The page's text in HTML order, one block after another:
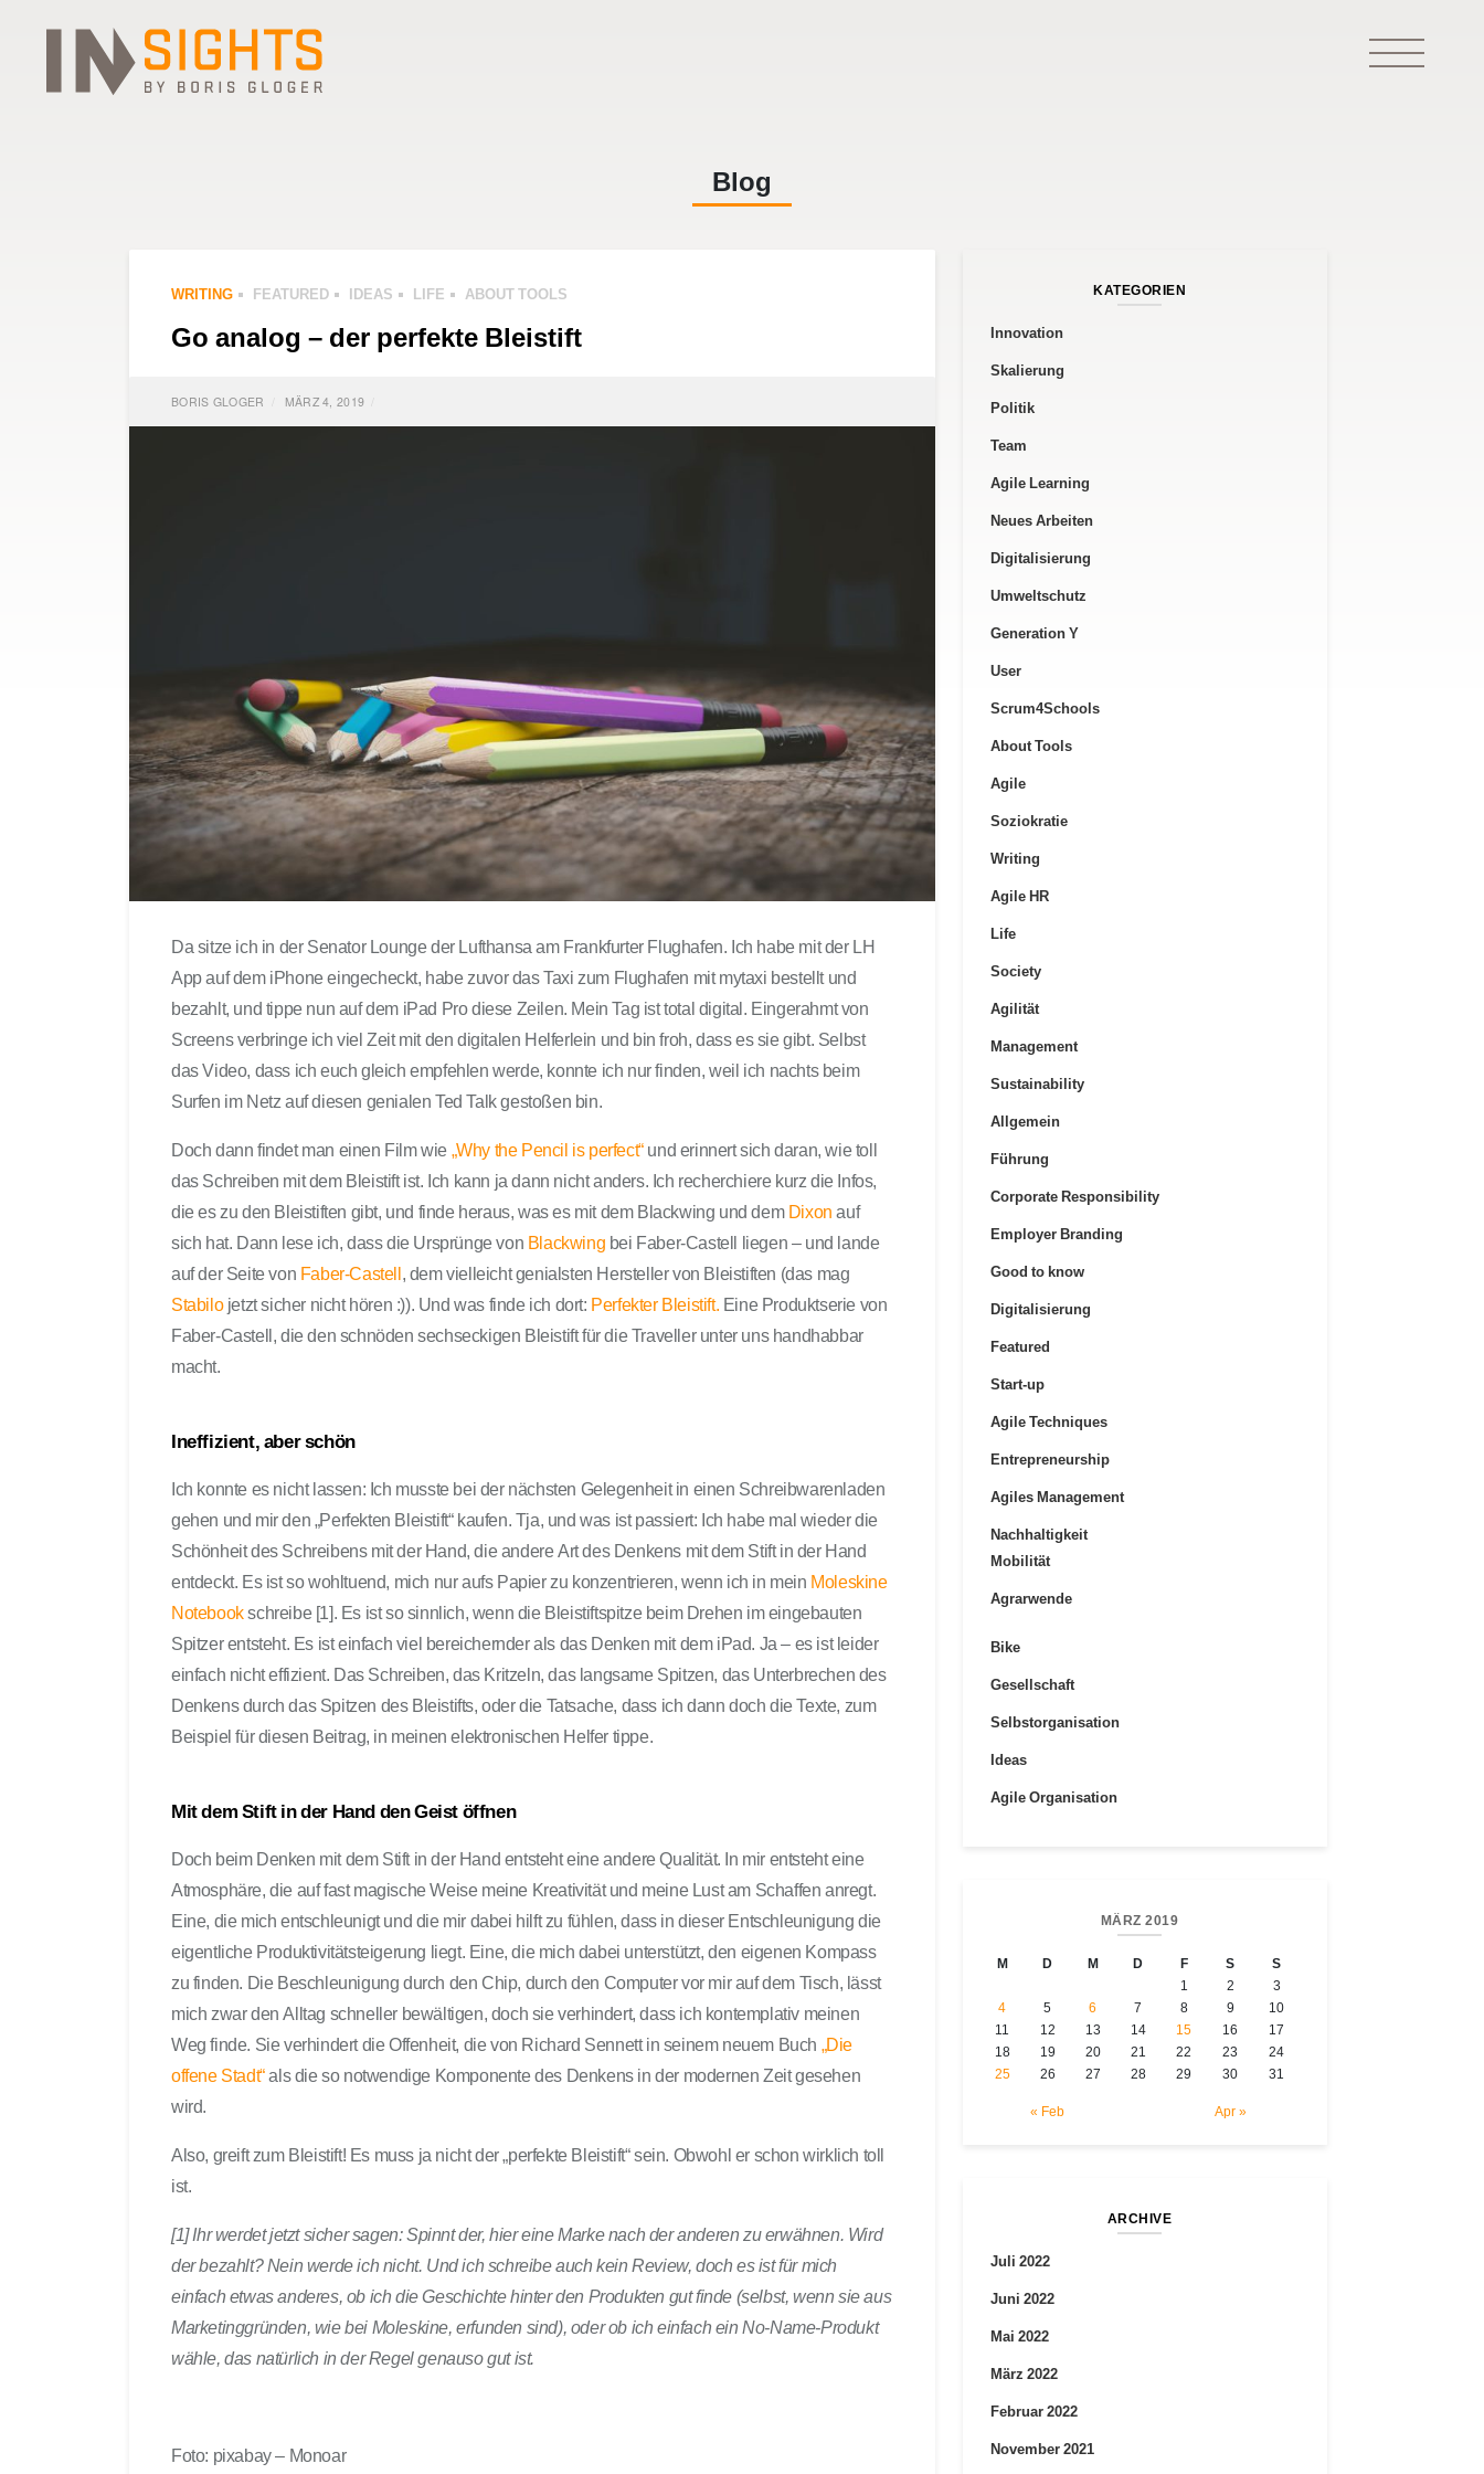
Blog
WRITING FEATURED IDEAS LIFE ABOUT TOOLS
Go analog – der perfekte Bleistift
BORIS GLOGER MÄRZ 4, 2019
Da sitze ich in der Senator Lounge der Lufthansa am Frankfurter Flughafen. Ich habe mit der LH
App auf dem iPhone eingecheckt, habe zuvor das Taxi zum Flughafen mit mytaxi bestellt und
bezahlt, und tippe nun auf dem iPad Pro diese Zeilen. Mein Tag ist total digital. Eingerahmt von
Screens verbringe ich viel Zeit mit den digitalen Helferlein und bin froh, dass es sie gibt. Selbst
das Video, dass ich euch gleich empfehlen werde, konnte ich nur finden, weil ich nachts beim
Surfen im Netz auf diesen genialen Ted Talk gestoßen bin.
Doch dann findet man einen Film wie„Why the Pencil is perfect“und erinnert sich daran, wie toll
das Schreiben mit dem Bleistift ist. Ich kann ja dann nicht anders. Ich recherchiere kurz die Infos,
die es zu den Bleistiften gibt, und finde heraus, was es mit dem Blackwing und demDixonauf
sich hat. Dann lese ich, dass die Ursprünge von Blackwing bei Faber-Castell liegen – und lande
auf der Seite von Faber-Castell, dem vielleicht genialsten Hersteller von Bleistiften (das mag
Stabilojetzt sicher nicht hören :)). Und was finde ich dort: Perfekter Bleistift. Eine Produktserie von
Faber-Castell, die den schnöden sechseckigen Bleistift für die Traveller unter uns handhabbar
macht.
Ineffizient, aber schön
Ich konnte es nicht lassen: Ich musste bei der nächsten Gelegenheit in einen Schreibwarenladen
gehen und mir den „Perfekten Bleistift“ kaufen. Tja, und was ist passiert: Ich habe mal wieder die
Schönheit des Schreibens mit der Hand, die andere Art des Denkens mit dem Stift in der Hand
entdeckt. Es ist so wohltuend, mich nur aufs Papier zu konzentrieren, wenn ich in mein Moleskine
Notebookschreibe [1]. Es ist so sinnlich, wenn die Bleistiftspitze beim Drehen im eingebauten
Spitzer entsteht. Es ist einfach viel bereichernder als das Denken mit dem iPad. Ja – es ist leider
einfach nicht effizient. Das Schreiben, das Kritzeln, das langsame Spitzen, das Unterbrechen des
Denkens durch das Spitzen des Bleistifts, oder die Tatsache, dass ich dann doch die Texte, zum
Beispiel für diesen Beitrag, in meinen elektronischen Helfer tippe.
Mit dem Stift in der Hand den Geist öffnen
Doch beim Denken mit dem Stift in der Hand entsteht eine andere Qualität. In mir entsteht eine
Atmosphäre, die auf fast magische Weise meine Kreativität und meine Lust am Schaffen anregt.
Eine, die mich entschleunigt und die mir dabei hilft zu fühlen, dass in dieser Entschleunigung die
eigentliche Produktivitätsteigerung liegt. Eine, die mich dabei unterstützt, den eigenen Kompass
zu finden. Die Beschleunigung durch den Chip, durch den Computer vor mir auf dem Tisch, lässt
mich zwar den Alltag schneller bewältigen, doch sie verhindert, dass ich kontemplativ meinen
Weg finde. Sie verhindert die Offenheit, die von Richard Sennett in seinem neuem Buch „Die
offene Stadt“als die so notwendige Komponente des Denkens in der modernen Zeit gesehen
wird.
Also, greift zum Bleistift! Es muss ja nicht der „perfekte Bleistift“ sein. Obwohl er schon wirklich toll
ist.
[1] Ihr werdet jetzt sicher sagen: Spinnt der, hier eine Marke nach der anderen zu erwähnen. Wird
der bezahlt? Nein werde ich nicht. Und ich schreibe auch kein Review, doch es ist für mich
einfach etwas anderes, ob ich die Geschichte hinter den Produkten gut finde (selbst, wenn sie aus
Marketinggründen, wie bei Moleskine, erfunden sind), oder ob ich einfach ein No-Name-Produkt
wähle, das natürlich in der Regel genauso gut ist.
Foto: pixabay – Monoar
KATEGORIEN
Innovation
Skalierung
Politik
Team
Agile Learning
Neues Arbeiten
Digitalisierung
Umweltschutz
Generation Y
User
Scrum4Schools
About Tools
Agile
Soziokratie
Writing
Agile HR
Life
Society
Agilität
Management
Sustainability
Allgemein
Führung
Corporate Responsibility
Employer Branding
Good to know
Digitalisierung
Featured
Start-up
Agile Techniques
Entrepreneurship
Agiles Management
Nachhaltigkeit
Mobilität
Agrarwende
Bike
Gesellschaft
Selbstorganisation
Ideas
Agile Organisation
MÄRZ 2019
M D M D F S S
« Feb Apr »
1 2
3
4
5 6 7 8 9
10
11
12 13 14 15 16
17
18
19 20 21 22 23
24
25
26 27 28 29 30 31
ARCHIVE
Juli 2022
Juni 2022
Mai 2022
März 2022
Februar 2022
November 2021